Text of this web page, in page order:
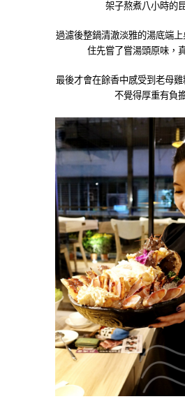
架子熬煮八小時的
過濾後整鍋清澈淡雅的湯底端上
住先嘗了嘗湯頭原味，
最後才會在餘香中感受到老母雞
不覺得厚重有負